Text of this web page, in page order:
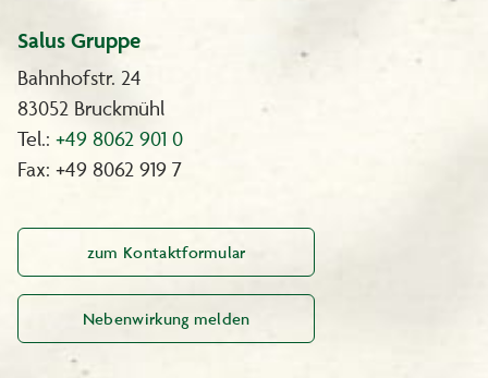
Salus Gruppe
Bahnhofstr. 24
83052 Bruckmühl
Tel.: +49 8062 901 0
Fax: +49 8062 919 7
zum Kontaktformular
Nebenwirkung melden